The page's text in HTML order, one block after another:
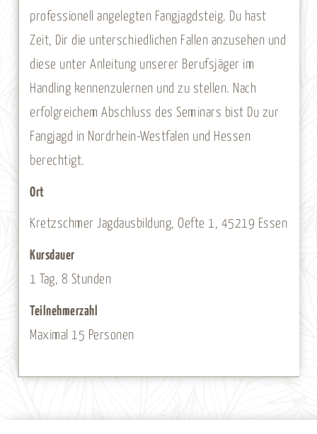
professionell angelegten Fangjagdsteig. Du hast
Zeit, Dir die unterschiedlichen Fallen anzusehen und
diese unter Anleitung unserer Berufsjäger im
Handling kennenzulernen und zu stellen. Nach
erfolgreichem Abschluss des Seminars bist Du zur
Fangjagd in Nordrhein-Westfalen und Hessen
berechtigt.
Ort
Kretzschmer Jagdausbildung, Oefte 1, 45219 Essen
Kursdauer
1 Tag, 8 Stunden
Teilnehmerzahl
Maximal 15 Personen